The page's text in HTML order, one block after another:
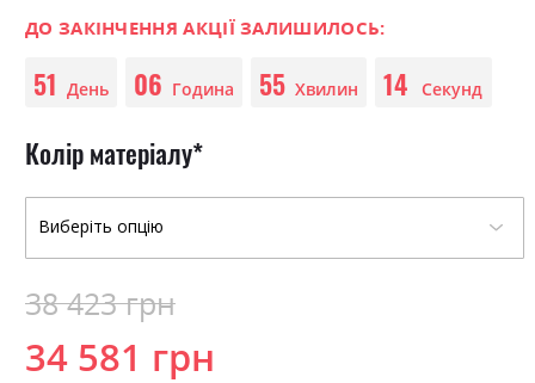
of
images
gallery
ДО ЗАКІНЧЕННЯ АКЦІЇ ЗАЛИШИЛОСЬ:
51 День 06 Година 55 Хвилин 14 Секунд
Колір матеріалу
34 581 грн
38 423 грн